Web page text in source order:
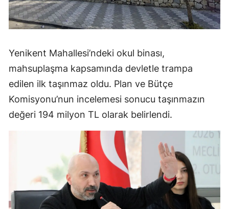
Yenikent Mahallesi’ndeki okul binası,
mahsuplaşma kapsamında devletle trampa
edilen ilk taşınmaz oldu. Plan ve Bütçe
Komisyonu’nun incelemesi sonucu taşınmazın
değeri 194 milyon TL olarak belirlendi.